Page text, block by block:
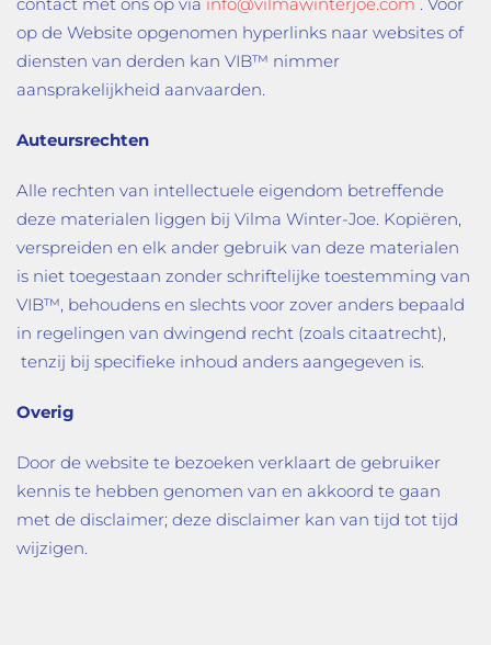
op de Website opgenomen hyperlinks naar websites of
diensten van derden kan VIB™ nimmer
aansprakelijkheid aanvaarden.
Auteursrechten
Alle rechten van intellectuele eigendom betreffende
deze materialen liggen bij Vilma Winter-Joe. Kopiëren,
verspreiden en elk ander gebruik van deze materialen
is niet toegestaan zonder schriftelijke toestemming van
VIB™, behoudens en slechts voor zover anders bepaald
in regelingen van dwingend recht (zoals citaatrecht),
tenzij bij specifieke inhoud anders aangegeven is.
Overig
Door de website te bezoeken verklaart de gebruiker
kennis te hebben genomen van en akkoord te gaan
met de disclaimer; deze disclaimer kan van tijd tot tijd
wijzigen.